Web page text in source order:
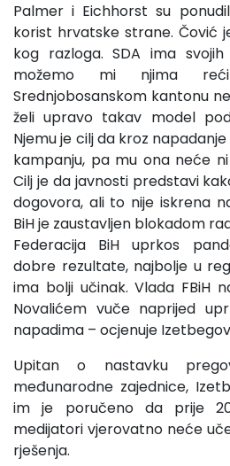
Palmer i Eichhorst su
korist hrvatske strane. Čović
kog razloga. SDA ima
možemo mi njima
Srednjobosanskom kantonu
želi upravo takav model
Njemu je cilj da kroz
kampanju, pa mu ona neće
Cilj je da javnosti predstavi
dogovora, ali to nije iskrena
BiH je zaustavljen blokadom
Federacija BiH uprkos
dobre rezultate, najbolje u
ima bolji učinak. Vlada FBiH
Novalićem vuče naprijed
napadima – ocjenuje
Upitan o nastavku
međunarodne zajednice,
im je poručeno da prije
medijatori vjerovatno neće
rješenja.